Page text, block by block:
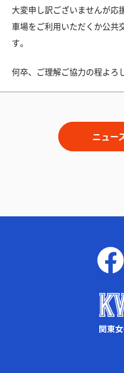
大変申し訳ございませんが応
車場をご利用いただくか公共
す。
何卒、ご理解ご協力の程よろ
ニュー